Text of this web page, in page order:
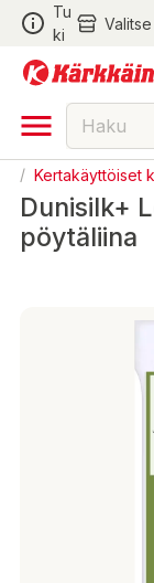
Tu
ki
/ Kertakäyttöiset
Dunisilk+
pöytäliina